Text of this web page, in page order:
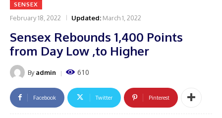
SENSEX
February 18, 2022 Updated: March 1, 2022
Sensex Rebounds 1,400 Points
from Day Low ,to Higher
By admin 610
Facebook Twitter Pinterest